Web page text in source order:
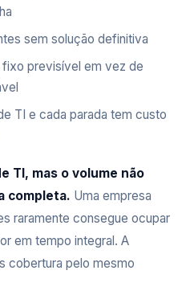
sem solução definitiva
previsível em vez de
TI e cada parada tem custo
TI, mas o volume não
completa. Uma empresa
raramente consegue ocupar
em tempo integral. A
cobertura pelo mesmo